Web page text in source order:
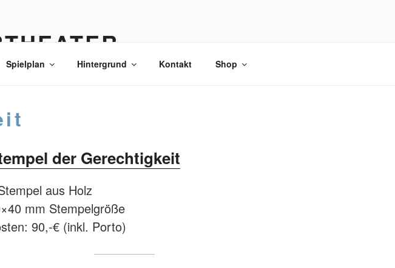
Spielplan Hintergrund Kontakt Shop
der Gerechtigkeit
aus Holz
mm Stempelgröße
90,-€ (inkl. Porto)